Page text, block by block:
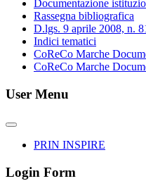
Documentazione
Rassegna bibliografica
D.lgs. 9 aprile 2008, n.
Indici tematici
CoReCo Marche
CoReCo Marche
User Menu
PRIN INSPIRE
Login Form